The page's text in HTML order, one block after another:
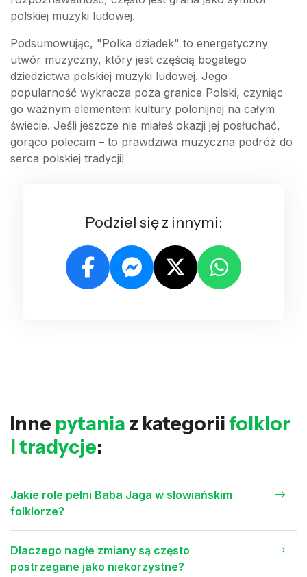
polskiej muzyki ludowej.
Podsumowując, "Polka dziadek" to energetyczny
utwór muzyczny, który jest częścią bogatego
dziedzictwa polskiej muzyki ludowej. Jego
popularność wykracza poza granice Polski, czyniąc
go ważnym elementem kultury polonijnej na całym
świecie. Jeśli jeszcze nie miałeś okazji jej posłuchać,
gorąco polecam – to prawdziwa muzyczna podróż do
serca polskiej tradycji!
Podziel się z innymi:
Inne pytania z kategoriifolklor
i tradycje:
Jakie role pełni Baba Jaga w słowiańskim
folklorze?
Dlaczego nagłe zmiany są często
postrzegane jako niekorzystne?